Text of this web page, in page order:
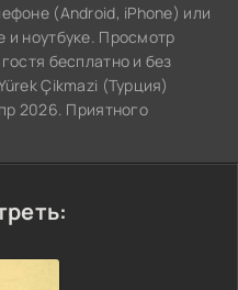
(Android, iPhone) или
и ноутбуке. Просмотр
бесплатно и без
Çikmazi (Турция)
2026. Приятного